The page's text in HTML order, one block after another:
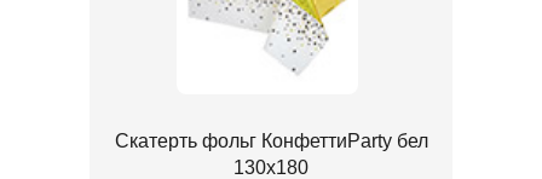
Скатерть фольг КонфеттиParty бел
130х180